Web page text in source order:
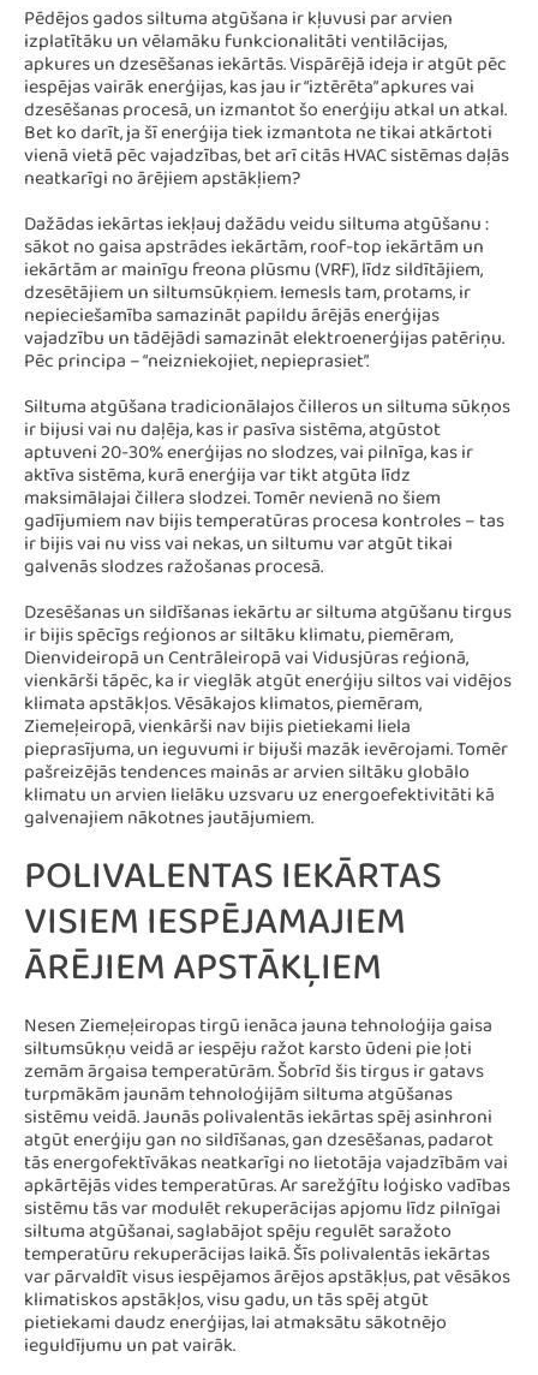
Pēdējos gados siltuma atgūšana ir kļuvusi par arvien
izplatītāku un vēlamāku funkcionalitāti ventilācijas,
apkures un dzesēšanas iekārtās. Vispārējā ideja ir atgūt pēc
iespējas vairāk enerģijas, kas jau ir “iztērēta” apkures vai
dzesēšanas procesā, un izmantot šo enerģiju atkal un atkal.
Bet ko darīt, ja šī enerģija tiek izmantota ne tikai atkārtoti
vienā vietā pēc vajadzības, bet arī citās HVAC sistēmas daļās
neatkarīgi no ārējiem apstākļiem?
Dažādas iekārtas iekļauj dažādu veidu siltuma atgūšanu :
sākot no gaisa apstrādes iekārtām, roof-top iekārtām un
iekārtām ar mainīgu freona plūsmu (VRF), līdz sildītājiem,
dzesētājiem un siltumsūkņiem. Iemesls tam, protams, ir
nepieciešamība samazināt papildu ārējās enerģijas
vajadzību un tādējādi samazināt elektroenerģijas patēriņu.
Pēc principa – “neizniekojiet, nepieprasiet”.
Siltuma atgūšana tradicionālajos čilleros un siltuma sūkņos
ir bijusi vai nu daļēja, kas ir pasīva sistēma, atgūstot
aptuveni 20-30% enerģijas no slodzes, vai pilnīga, kas ir
aktīva sistēma, kurā enerģija var tikt atgūta līdz
maksimālajai čillera slodzei. Tomēr nevienā no šiem
gadījumiem nav bijis temperatūras procesa kontroles – tas
ir bijis vai nu viss vai nekas, un siltumu var atgūt tikai
galvenās slodzes ražošanas procesā.
Dzesēšanas un sildīšanas iekārtu ar siltuma atgūšanu tirgus
ir bijis spēcīgs reģionos ar siltāku klimatu, piemēram,
Dienvideiropā un Centrāleiropā vai Vidusjūras reģionā,
vienkārši tāpēc, ka ir vieglāk atgūt enerģiju siltos vai vidējos
klimata apstākļos. Vēsākajos klimatos, piemēram,
Ziemeļeiropā, vienkārši nav bijis pietiekami liela
pieprasījuma, un ieguvumi ir bijuši mazāk ievērojami. Tomēr
pašreizējās tendences mainās ar arvien siltāku globālo
klimatu un arvien lielāku uzsvaru uz energoefektivitāti kā
galvenajiem nākotnes jautājumiem.
POLIVALENTAS IEKĀRTAS
VISIEM IESPĒJAMAJIEM
ĀRĒJIEM APSTĀKĻIEM
Nesen Ziemeļeiropas tirgū ienāca jauna tehnoloģija gaisa
siltumsūkņu veidā ar iespēju ražot karsto ūdeni pie ļoti
zemām ārgaisa temperatūrām. Šobrīd šis tirgus ir gatavs
turpmākām jaunām tehnoloģijām siltuma atgūšanas
sistēmu veidā. Jaunās polivalentās iekārtas spēj asinhroni
atgūt enerģiju gan no sildīšanas, gan dzesēšanas, padarot
tās energofektīvākas neatkarīgi no lietotāja vajadzībām vai
apkārtējās vides temperatūras. Ar sarežģītu loģisko vadības
sistēmu tās var modulēt rekuperācijas apjomu līdz pilnīgai
siltuma atgūšanai, saglabājot spēju regulēt saražoto
temperatūru rekuperācijas laikā. Šīs polivalentās iekārtas
var pārvaldīt visus iespējamos ārējos apstākļus, pat vēsākos
klimatiskos apstākļos, visu gadu, un tās spēj atgūt
pietiekami daudz enerģijas, lai atmaksātu sākotnējo
ieguldījumu un pat vairāk.